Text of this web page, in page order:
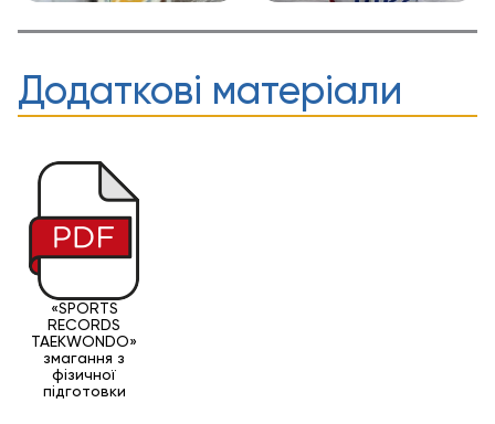
Додаткові матеріали
«SPORTS
RECORDS
TAEKWONDO»
змагання з
фізичної
підготовки